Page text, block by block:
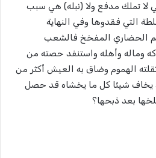
لا تملك مدفع ولا (نبله) هي سبب
التي فقدوها وفي النهاية
الحضاري المفخخ فالشعب
وماله وأهله واستنفد حصته من
الهموم وضاق به العيش أكثر من
يخاف شيئا كل ما يخشاه قد حصل
بعد ذبحها؟